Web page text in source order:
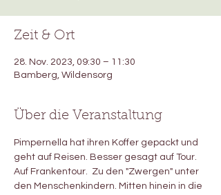
Zeit & Ort
28. Nov. 2023, 09:30 – 11:30
Bamberg, Wildensorg
Über die Veranstaltung
Pimpernella hat ihren Koffer gepackt und
geht auf Reisen. Besser gesagt auf Tour.
Auf Frankentour.  Zu den "Zwergen" unter
den Menschenkindern. Mitten hinein in die